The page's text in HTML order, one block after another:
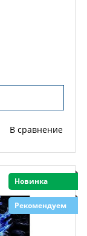
В сравнение
Новинка
Рекомендуем